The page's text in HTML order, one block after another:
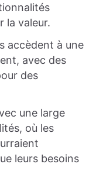
la valeur.
accèdent à une
avec des
des
une large
où les
leurs besoins